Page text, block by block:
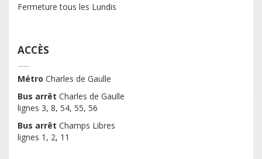
Fermeture tous les Lundis
ACCÈS
Métro Charles de Gaulle
Bus arrêt Charles de Gaulle
lignes 3, 8, 54, 55, 56
Bus arrêt Champs Libres
lignes 1, 2, 11